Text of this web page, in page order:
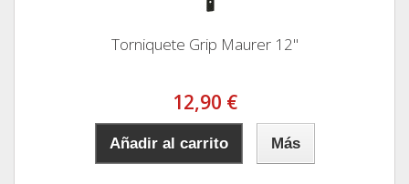
Torniquete Grip Maurer 12"
12,90 €
Añadir al carrito Más